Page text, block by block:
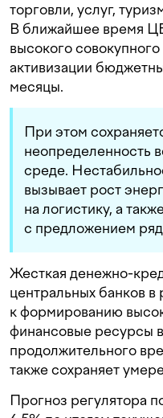
торговли, услуг,
В ближайшее время
высокого
активизации
месяцы.
При этом
неопределенность
среде.
вызывает рост
на логистику, а
с предложением
Жесткая денежно-
центральных банков в
к формированию
финансовые ресурсы
продолжительного
также сохраняет
Прогноз регулятора